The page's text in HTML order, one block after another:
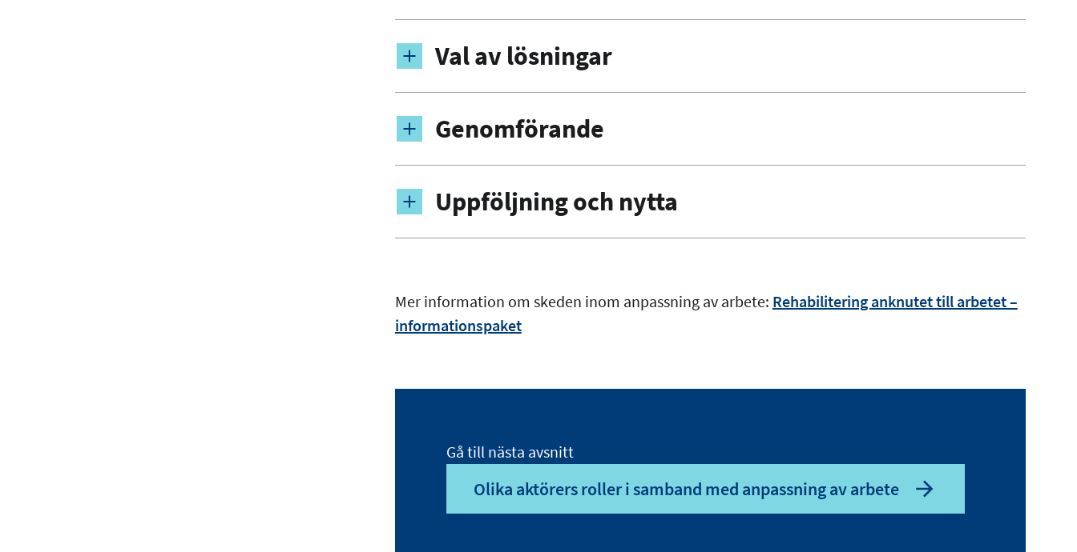
Val av lösningar
Genomförande
Uppföljning och nytta
Mer information om skeden inom anpassning av arbete: Rehabilitering anknutet till arbetet –
informationspaket
Gå till nästa avsnitt
Olika aktörers roller i samband med anpassning av arbete